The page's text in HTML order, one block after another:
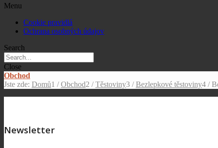
Menu
Cookie pravidlá
Ochrana osobných údajov
Search
Close
Obchod
Jste zde: Domů1 / Obchod2 / Těstoviny3 / Bezlepkové těstoviny4 /
Newsletter